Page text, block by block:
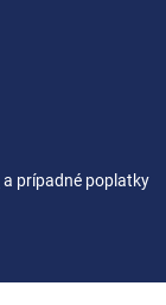
a prípadné poplatky